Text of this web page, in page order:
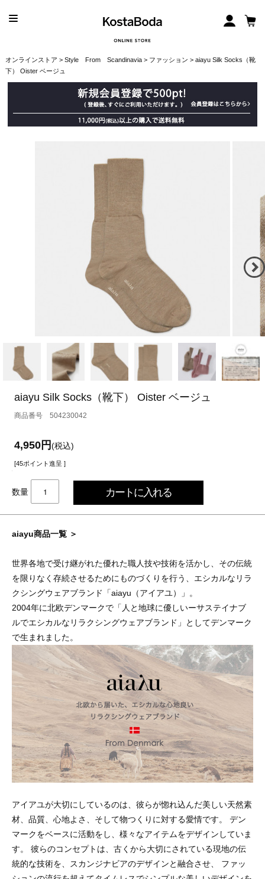
オンラインストア > Style From Scandinavia> ファッション > aiayu Silk Socks（靴
下） Oister ベージュ
aiayu Silk Socks（靴下） Oister ベージュ
504230042
4,950円(税込)
[45ポイント進呈 ]
数量
aiayu商品一覧 ＞
世界各地で受け継がれた優れた職人技や技術を活かし、その伝統
を限りなく存続させるためにものづくりを行う、エシカルなリラ
クシングウェアブランド「aiayu（アイアユ）」。
2004年に北欧デンマークで「人と地球に優しいーサステイナブ
ルでエシカルなリラクシングウェアブランド」としてデンマーク
で生まれました。
アイアユが大切にしているのは、彼らが惚れ込んだ美しい天然素
材、品質、心地よさ、そして物つくりに対する愛情です。 デン
マークをベースに活動をし、様々なアイテムをデザインしていま
す。 彼らのコンセプトは、古くから大切にされている現地の伝
統的な技術を、スカンジナビアのデザインと融合させ、 ファッ